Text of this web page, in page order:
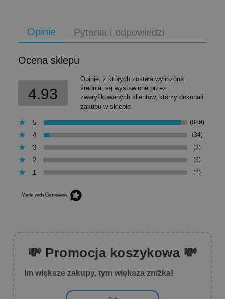
Opinie Pytania i odpowiedzi
Ocena sklepu
4.93
Opinie, z których została wyliczona
średnia, są wystawione przez
zweryfikowanych klientów, którzy dokonali
zakupu w sklepie.
5 (889)
4 (34)
3 (3)
2 (6)
1 (2)
💸 Promocja koszykowa 💸
Im większe zakupy, tym większa zniżka!